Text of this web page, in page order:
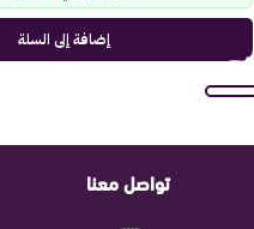
إضافة إلى السلة
تواصل معنا